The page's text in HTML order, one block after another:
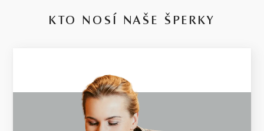
KTO NOSÍ NAŠE ŠPERKY